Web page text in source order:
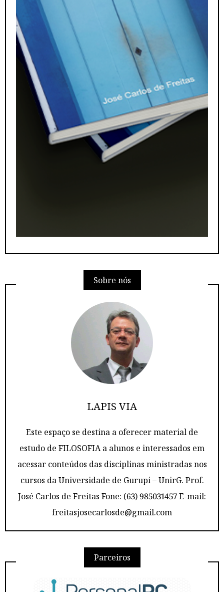
Sobre nós
LAPIS VIA
Este espaço se destina a oferecer material de
estudo de FILOSOFIA a alunos e interessados em
acessar conteúdos das disciplinas ministradas nos
cursos da Universidade de Gurupi – UnirG. Prof.
José Carlos de Freitas Fone: (63) 985031457 E-mail:
freitasjosecarlosde@gmail.com
Parceiros